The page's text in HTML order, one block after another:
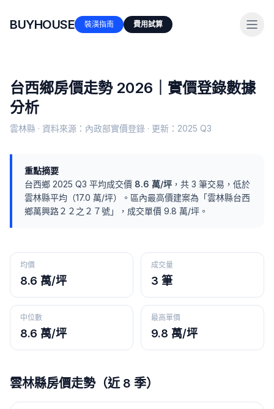
BUYHOUSE 裝潢指南 費用試算
台西鄉房價走勢 2026｜實價登錄數據
分析
雲林縣 · 資料來源：內政部實價登錄 · 更新： 2025 Q3
重點摘要
台西鄉 2025 Q3 平均成交價 8.6 萬/坪 ，共 3 筆交易 ， 低於
雲林縣平均（17.0 萬/坪） 。 區內最高價建案為「雲林縣台西
鄉萬興路２２之２７號」，成交單價 9.8 萬/坪。
均價
8.6 萬/坪
成交量
3 筆
中位數
8.6 萬/坪
最高單價
9.8 萬/坪
雲林縣房價走勢（近 8 季）